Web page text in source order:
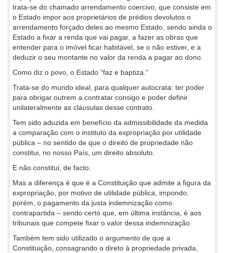
trata-se do chamado arrendamento coercivo, que consiste em
o Estado impor aos proprietários de prédios devolutos o
arrendamento forçado deles ao mesmo Estado, sendo ainda o
Estado a fixar a renda que vai pagar, a fazer as obras que
entender para o imóvel ficar habitável, se o não estiver, e a
deduzir o seu montante no valor da renda a pagar ao dono.
Como diz o povo, o Estado “faz e baptiza.”
Trata-se do mundo ideal, para qualquer autocrata: ter poder
para obrigar outrem a contratar consigo e poder definir
unilateralmente as cláusulas desse contrato.
Tem sido aduzida em benefício da admissibilidade da medida
a comparação com o instituto da expropriação por utilidade
pública – no sentido de que o direito de propriedade não
constitui, no nosso País, um direito absoluto.
E não constitui, de facto.
Mas a diferença é que é a Constituição que admite a figura da
expropriação, por motivo de utilidade pública, impondo,
porém, o pagamento da justa indemnização como
contrapartida – sendo certo que, em última instância, é aos
tribunais que compete fixar o valor dessa indemnização.
Também tem sido utilizado o argumento de que a
Constituição, consagrando o direto à propriedade privada,